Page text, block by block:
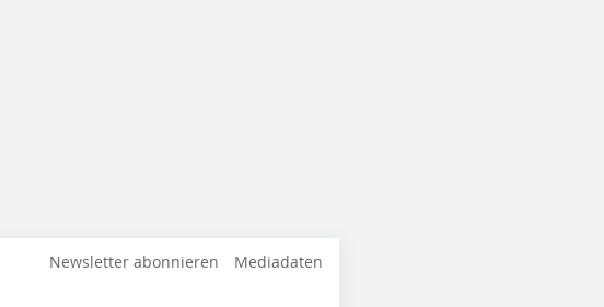
Newsletter abonnieren Mediadaten